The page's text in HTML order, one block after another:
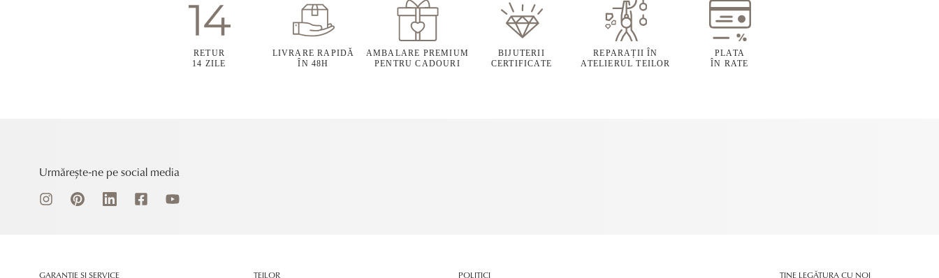
RETUR
14 ZILE
LIVRARE RAPIDĂ
ÎN 48H
AMBALARE PREMIUM
PENTRU CADOURI
BIJUTERII
CERTIFICATE
REPARAȚII ÎN
ATELIERUL TEILOR
PLATA
ÎN RATE
Urmărește-ne pe social media
GARANȚIE ȘI SERVICE TEILOR POLITICI ȚINE LEGĂTURA CU NOI